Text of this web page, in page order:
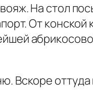
На стол
От
Вскоре